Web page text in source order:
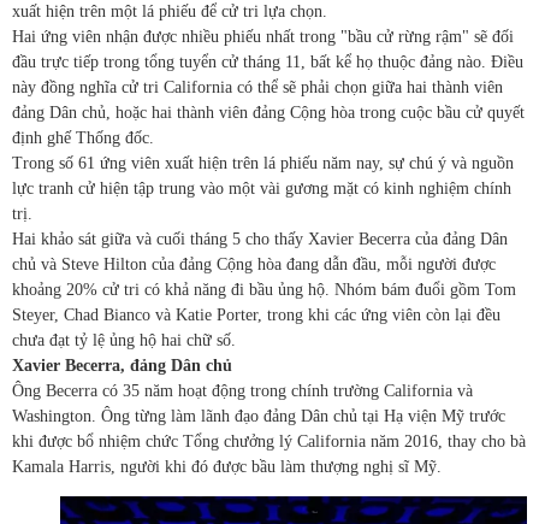
xuất hiện trên một lá phiếu để cử tri lựa chọn.
Hai ứng viên nhận được nhiều phiếu nhất trong "bầu cử rừng rậm" sẽ đối
đầu trực tiếp trong tổng tuyển cử tháng 11, bất kể họ thuộc đảng nào. Điều
này đồng nghĩa cử tri California có thể sẽ phải chọn giữa hai thành viên
đảng Dân chủ, hoặc hai thành viên đảng Cộng hòa trong cuộc bầu cử quyết
định ghế Thống đốc.
Trong số 61 ứng viên xuất hiện trên lá phiếu năm nay, sự chú ý và nguồn
lực tranh cử hiện tập trung vào một vài gương mặt có kinh nghiệm chính
trị.
Hai khảo sát giữa và cuối tháng 5 cho thấy Xavier Becerra của đảng Dân
chủ và Steve Hilton của đảng Cộng hòa đang dẫn đầu, mỗi người được
khoảng 20% cử tri có khả năng đi bầu ủng hộ. Nhóm bám đuổi gồm Tom
Steyer, Chad Bianco và Katie Porter, trong khi các ứng viên còn lại đều
chưa đạt tỷ lệ ủng hộ hai chữ số.
Xavier Becerra, đảng Dân chủ
Ông Becerra có 35 năm hoạt động trong chính trường California và
Washington. Ông từng làm lãnh đạo đảng Dân chủ tại Hạ viện Mỹ trước
khi được bổ nhiệm chức Tổng chưởng lý California năm 2016, thay cho bà
Kamala Harris, người khi đó được bầu làm thượng nghị sĩ Mỹ.